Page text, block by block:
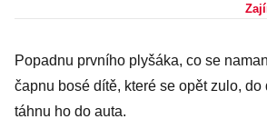
Popadnu prvního plyšáka, co se
čapnu bosé dítě, které se opět zulo, do
táhnu ho do auta.